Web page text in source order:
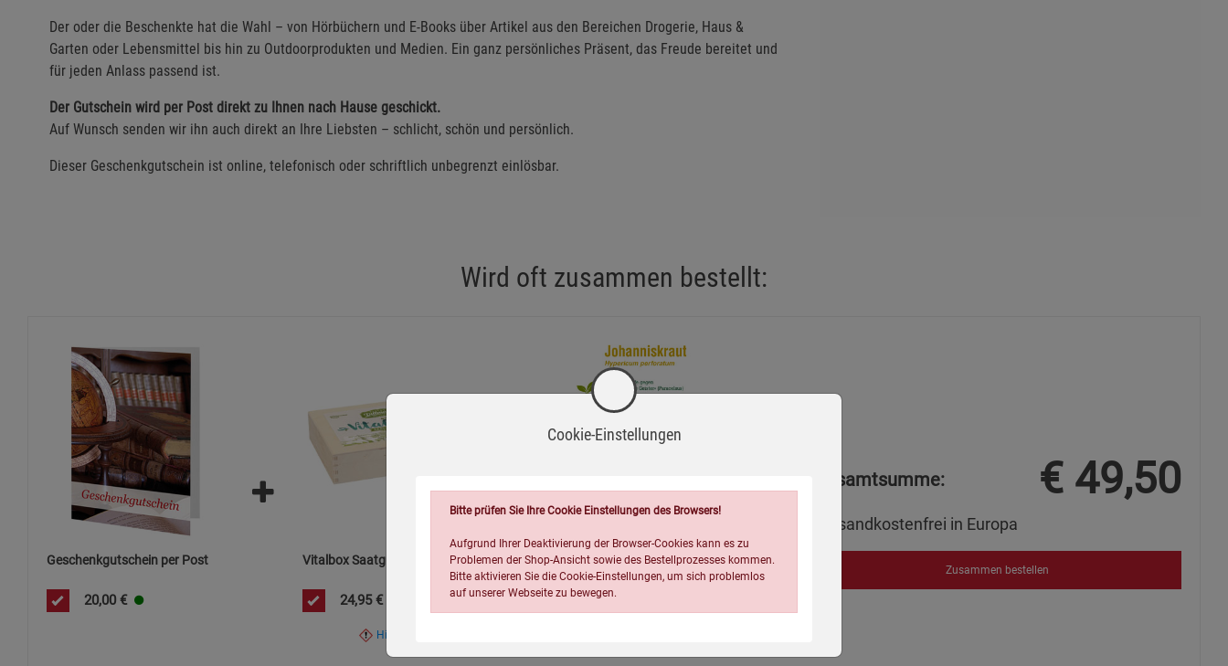
Der oder die Beschenkte hat die Wahl – von Hörbüchern und E-Books über Artikel aus den Bereichen Drogerie, Haus &
Garten oder Lebensmittel bis hin zu Outdoorprodukten und Medien. Ein ganz persönliches Präsent, das Freude bereitet und
für jeden Anlass passend ist.
Der Gutschein wird per Post direkt zu Ihnen nach Hause geschickt.
Auf Wunsch senden wir ihn auch direkt an Ihre Liebsten – schlicht, schön und persönlich.
Dieser Geschenkgutschein ist online, telefonisch oder schriftlich unbegrenzt einlösbar.
Wird oft zusammen bestellt:
Geschenkgutschein per Post
20,00 €
Vitalbox Saatgut-Box S
24,95 €
Hinweise
Johanniskraut - Mein
Heilpflanzengarten
4,55
= Gesamtsumme: € 49,50
Versandkostenfrei in Europa
Zusammen bestellen
Cookie-Einstellungen
Bitte prüfen Sie Ihre Cookie Einstellungen des Browsers!
Aufgrund Ihrer Deaktivierung der Browser-Cookies kann es zu
Problemen der Shop-Ansicht sowie des Bestellprozesses kommen.
Bitte aktivieren Sie die Cookie-Einstellungen, um sich problemlos
auf unserer Webseite zu bewegen.